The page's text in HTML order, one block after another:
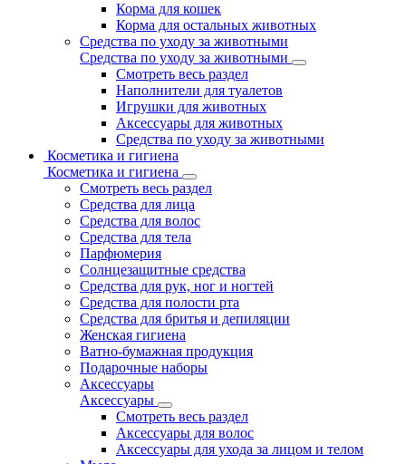
Корма для кошек
Корма для остальных животных
Средства по уходу за животными
Средства по уходу за животными
Смотреть весь раздел
Наполнители для туалетов
Игрушки для животных
Аксессуары для животных
Средства по уходу за животными
Косметика и гигиена
Косметика и гигиена
Смотреть весь раздел
Средства для лица
Средства для волос
Средства для тела
Парфюмерия
Солнцезащитные средства
Средства для рук, ног и ногтей
Средства для полости рта
Средства для бритья и депиляции
Женская гигиена
Ватно-бумажная продукция
Подарочные наборы
Аксессуары
Аксессуары
Смотреть весь раздел
Аксессуары для волос
Аксессуары для ухода за лицом и телом